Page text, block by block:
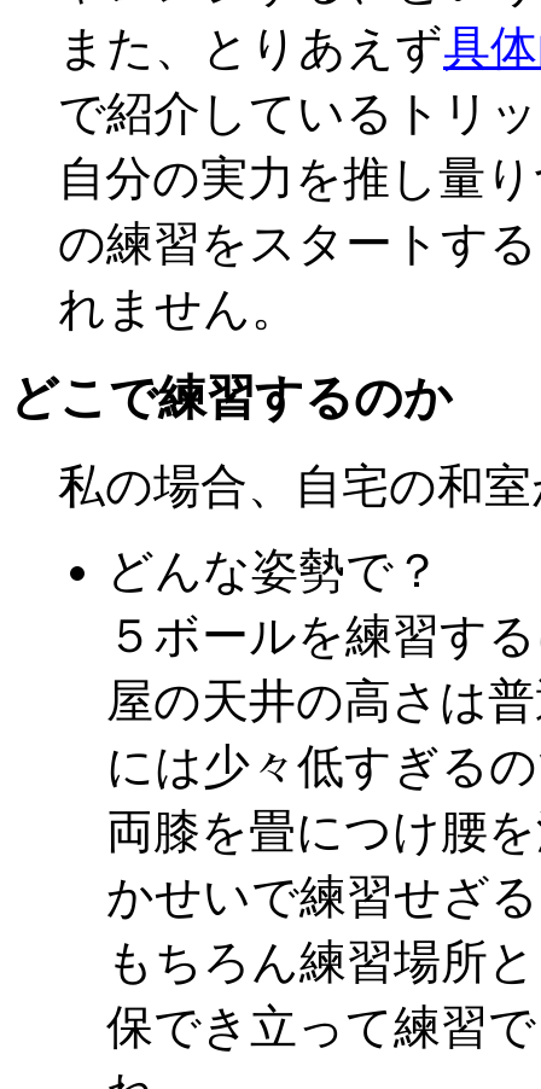
また、とりあえず具
で紹介しているトリ
自分の実力を推し量
の練習をスタートす
れません。
どこで練習するのか
私の場合、自宅の和
どんな姿勢で？
５ボールを練習す
屋の天井の高さは
には少々低すぎる
両膝を畳につけ腰
かせいで練習せざ
もちろん練習場所
保でき立って練習